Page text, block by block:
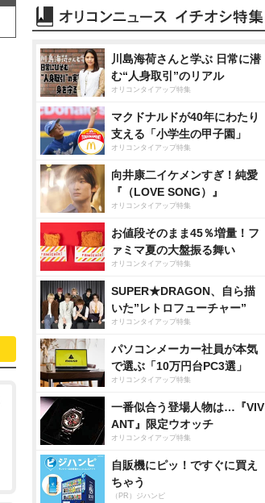
川島海荷さんと学ぶ 日常に潜
む“人身取引”のリアル
オリコンタイアップ特集
マクドナルドが40年にわたり
支える「小学生の甲子園」
オリコンタイアップ特集
向井康二イケメンすぎ！純愛
『（LOVE SONG）』
オリコンタイアップ特集
お値段そのまま45％増量！フ
ァミマ夏の大盤振る舞い
オリコンタイアップ特集
SUPER★DRAGON、自ら描
いた”レトロフューチャー”
オリコンタイアップ特集
パソコンメーカー社員が本気
で選ぶ「10万円台PC3選」
オリコンタイアップ特集
一番似合う登場人物は…『VIV
ANT』限定ウオッチ
オリコンタイアップ特集
自販機にピッ！ですぐに買え
ちゃう
（PR）ジハンピ